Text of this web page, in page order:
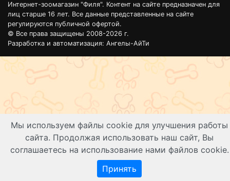
Интернет-зоомагазин "Филя". Контент на сайте предназначен для
лиц старше 16 лет. Все данные представленные на сайте
регулируются публичной офертой.
© Все права защищены 2008-2026 г.
Разработка и автоматизация: Ангелы-АйТи
Мы используем файлы cookie для улучшения работы
сайта. Продолжая использовать наш сайт, Вы
соглашаетесь на использование нами файлов cookie.
Принять